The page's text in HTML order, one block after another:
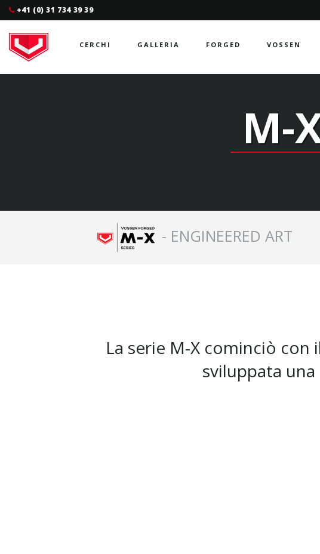
+41 (0) 31 734 39 39
CERCHI GALLERIA FORGED VOSSEN
M-
- ENGINEERED ART
La serie M-X cominciò con
sviluppata